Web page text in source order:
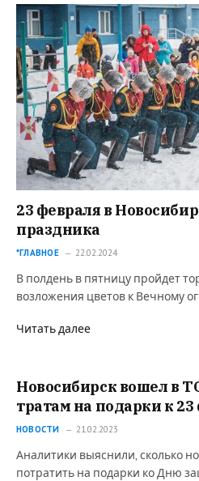
23 февраля в
праздника
*ГЛАВНОЕ 22.02.2024
В полдень в пятницу пройдет
возложения цветов к Вечному
Читать далее
Новосибирск вошел в
тратам на подарки к 23
НОВОСТИ 21.02.2023
Аналитики выяснили, сколько
потратить на подарки ко Дню